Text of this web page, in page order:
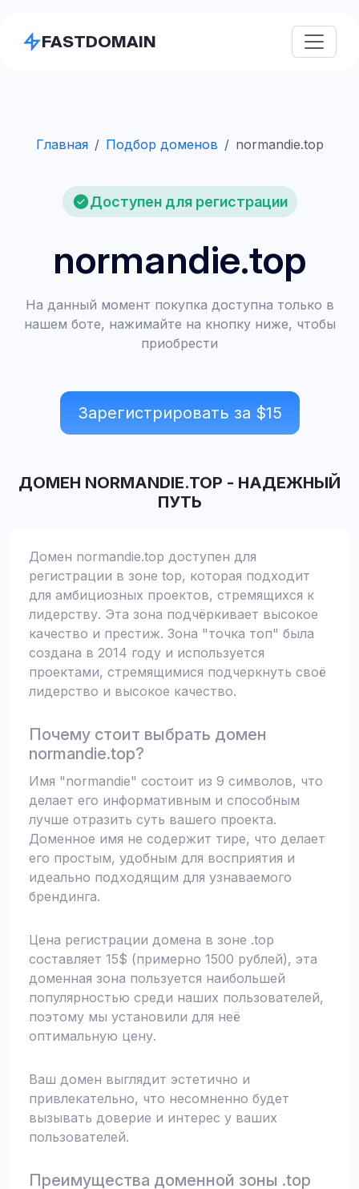
FASTDOMAIN
Главная Подбор доменов normandie.top
Доступен для регистрации
normandie.top
На данный момент покупка доступна только в
нашем боте, нажимайте на кнопку ниже, чтобы
приобрести
Зарегистрировать за $15
ДОМЕН NORMANDIE.TOP - НАДЕЖНЫЙ
ПУТЬ
Домен normandie.top доступен для
регистрации в зоне top, которая подходит
для амбициозных проектов, стремящихся к
лидерству. Эта зона подчёркивает высокое
качество и престиж. Зона "точка топ" была
создана в 2014 году и используется
проектами, стремящимися подчеркнуть своё
лидерство и высокое качество.
Почему стоит выбрать домен
normandie.top?
Имя "normandie" состоит из 9 символов, что
делает его информативным и способным
лучше отразить суть вашего проекта.
Доменное имя не содержит тире, что делает
его простым, удобным для восприятия и
идеально подходящим для узнаваемого
брендинга.
Цена регистрации домена в зоне .top
составляет 15$ (примерно 1500 рублей), эта
доменная зона пользуется наибольшей
популярностью среди наших пользователей,
поэтому мы установили для неё
оптимальную цену.
Ваш домен выглядит эстетично и
привлекательно, что несомненно будет
вызывать доверие и интерес у ваших
пользователей.
Преимущества доменной зоны .top